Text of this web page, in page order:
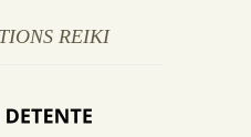
REIKI